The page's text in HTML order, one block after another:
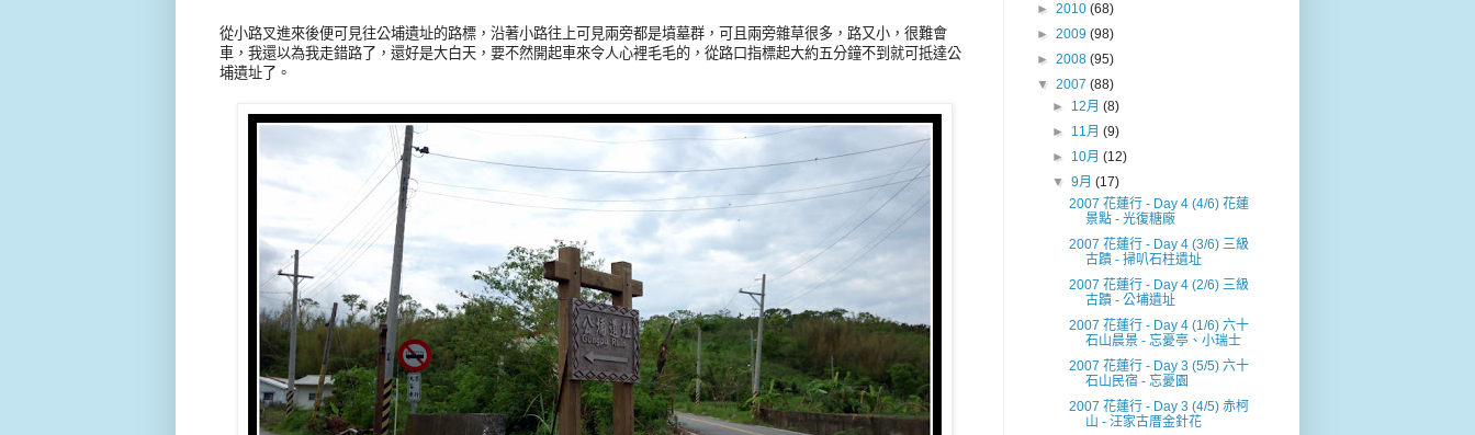
從小路叉進來後便可見往公埔遺址的路標，沿著小路往上可見兩旁都是墳墓群，可且兩旁雜草很多，路又小，很難會
車，我還以為我走錯路了，還好是大白天，要不然開起車來令人心裡毛毛的，從路口指標起大約五分鐘不到就可抵達公
埔遺址了。
► 2010 (68)
► 2009 (98)
► 2008 (95)
▼ 2007 (88)
► 12月(8)
► 11月(9)
► 10月(12)
▼9月(17)
2007 花蓮行 - Day 4 (4/6) 花蓮
景點 - 光復糖廠
2007 花蓮行 - Day 4 (3/6) 三級
古蹟 - 掃叭石柱遺址
2007 花蓮行 - Day 4 (2/6) 三級
古蹟 - 公埔遺址
2007 花蓮行 - Day 4 (1/6) 六十
石山晨景 - 忘憂亭、小瑞士
2007 花蓮行 - Day 3 (5/5) 六十
石山民宿 - 忘憂園
2007 花蓮行 - Day 3 (4/5) 赤柯
山 - 汪家古厝金針花